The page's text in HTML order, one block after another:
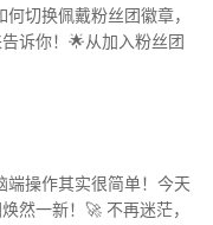
切换佩戴粉丝团徽章，
诉你！🌟从加入粉丝团
端操作其实很简单！今天
然一新！🚀 不再迷茫，